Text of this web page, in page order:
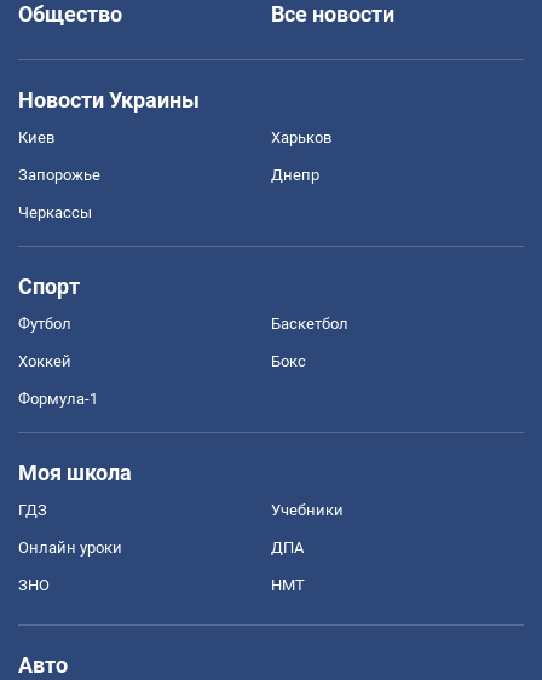
Общество
Все новости
Новости Украины
Киев Харьков
Запорожье Днепр
Черкассы
Спорт
Футбол Баскетбол
Хоккей Бокс
Формула-1
Моя школа
ГДЗ Учебники
Онлайн уроки ДПА
ЗНО НМТ
Авто